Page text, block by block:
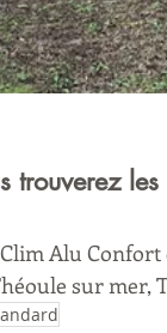
trouverez
Alu Confort
sur mer,